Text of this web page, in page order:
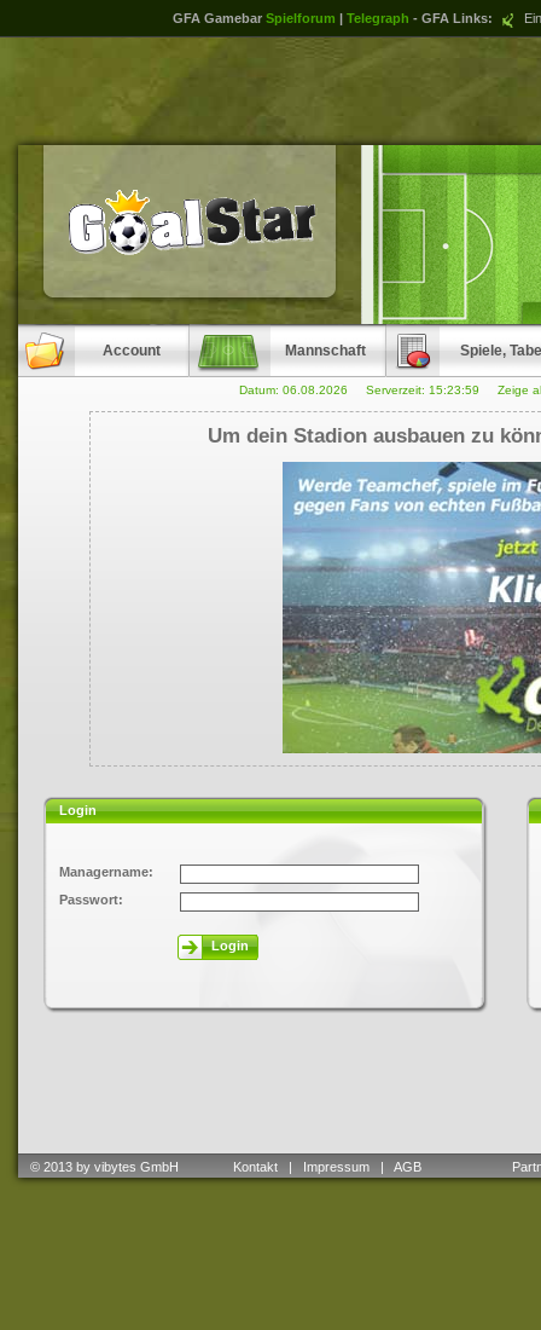
GFA Gamebar Spielforum | Telegraph - GFA Links:
Account Mannschaft Spiele,
Datum: 06.08.2026 Serverzeit: 15:23:59 Zeige
Um dein Stadion ausbauen zu
Login
Managername:
Passwort:
Login
© 2013 by vibytes GmbH Kontakt | Impressum | AGB